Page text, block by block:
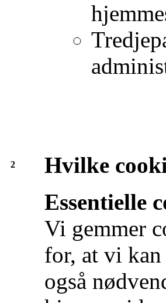
2
Hvilke
Essentielle
Vi gemmer
for, at vi kan
også